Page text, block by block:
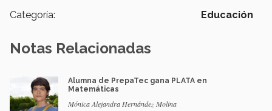
Categoría: Educación
Notas Relacionadas
Alumna de PrepaTec gana PLATA en
Matemáticas
Mónica Alejandra Hernández Molina